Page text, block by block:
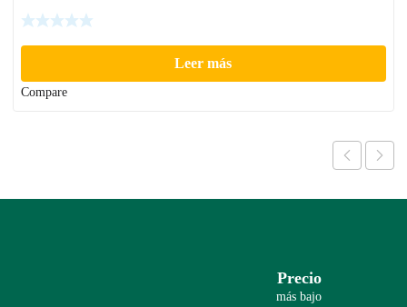
Leer más
Compare
Precio
más bajo